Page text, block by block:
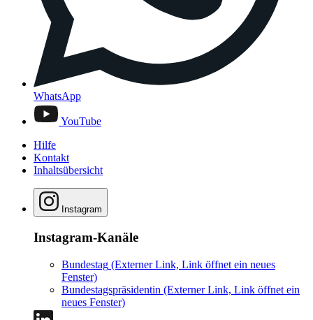
WhatsApp
YouTube
Hilfe
Kontakt
Inhaltsübersicht
Instagram
Instagram-Kanäle
Bundestag (Externer Link, Link öffnet ein neues
Fenster)
Bundestagspräsidentin (Externer Link, Link öffnet ein
neues Fenster)